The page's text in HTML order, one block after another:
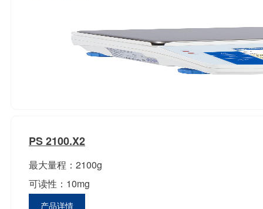
PS 2100.X2
最大量程：2100g
可读性：10mg
产品详情